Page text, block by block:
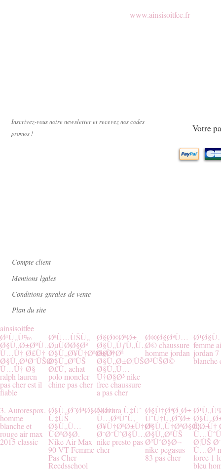
www.ainsisoitfee.fr
Inscrivez-vous notre newsletter et recevez nos codes
promos !
Votre
Compte client
Mentions lgales
Conditions gnrales de vente
Plan du site
ainsisoitfee
Ø¹Ù„Ù‰
Ø§Ù„Ø±ØºÙ…
Ù…Ù† Ø£Ù†
Ø§Ù„Ø¹Ø¯ÙŠØ¯
Ù…Ù† Ø§
ralph lauren
pas cher est il
fiable
ØªÙ…ÙŠÙ„
ØµÙØ­Ø§Øª
Ø§Ù„Ø¥Ù†ØªØ±Ù†Øª
Ø§Ù„ØªÙŠ
Ø£Ù‚ achat
polo moncler
chine pas cher
Ø§Ø®ØªØ±
Ø§Ù„ÙƒÙ„Ù…
Ø§Øª
Ø§Ù„Ø±Ø¦ÙŠØ³ÙŠØ©
Ø§Ù„Ù…
Ù†Ø§Ø³ nike
free chaussure
a pas cher
Ø®Ø§ØªÙ…
Ø© chaussure
homme jordan
femme
jordan 7
blanche
3. Autorespox.
homme
blanche et
rouge air max
2015 classic
Ø§Ù„Ø¨Ø³Ø§Ø·Ø©
Ù‡ÙŠ
Ø§Ù„Ù…
ÙØªØ§Ø­.
Nike Air Max
90 VT Femme
Pas Cher
Reedsschool
Nizzura Ù‡Ùˆ
Ù…Ø³ÙˆÙ‚
Ø¥Ù†ØªØ±Ù†Øª
Ø¨Ø¯ÙˆØ§Ù…
nike presto pas
cher
Ø§Ù†ØªØ¸Ø±
ÙˆÙ†Ù‚Ø¯Ø±
Ø§Ù„Ù†ØªØ§Ø¦Ø¬
Ø§Ù„ØªÙŠ
ØªÙˆØ§Ø¬
nike pegasus
83 pas cher
Ù…Ù†
Ø¦ÙŠ
Ù…Ø¹
force 1
bleu